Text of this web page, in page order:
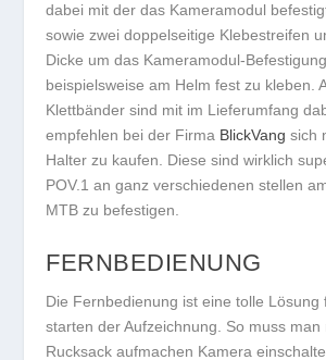
dabei mit der das Kameramodul
sowie zwei doppelseitige Klebestreifen
Dicke um das Kameramodul-
beispielsweise am Helm fest zu kleben.
Klettbänder sind mit im Lieferumfang
empfehlen bei der Firma BlickVang sich
Halter zu kaufen. Diese sind wirklich
POV.1 an ganz verschiedenen stellen
MTB zu befestigen.
FERNBEDIENUNG
Die Fernbedienung ist eine tolle Lösung
starten der Aufzeichnung. So muss man
Rucksack aufmachen Kamera